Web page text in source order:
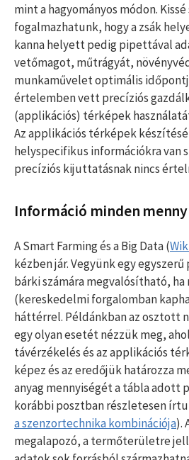
mint a hagyományos módon.
fogalmazhatunk, hogy a zsák
kanna helyett pedig pipettával
vetőmagot, műtrágyát,
munkaművelet optimális
értelemben vett precíziós
(applikációs) térképek
Az applikációs térképek
helyspecifikus információkra van
precíziós kijuttatásnak nincs
Információ minden
A Smart Farming és a Big Data (
kézben jár. Vegyünk egy
bárki számára megvalósítható,
(kereskedelmi forgalomban
háttérrel. Példánkban az osztott
egy olyan esetét nézzük meg,
távérzékelés és az applikációs
képez és az eredőjük határozza
anyag mennyiségét a tábla adott
korábbi posztban részletesen
a szenzortechnika kombinációja).
megalapozó, a termőterületre